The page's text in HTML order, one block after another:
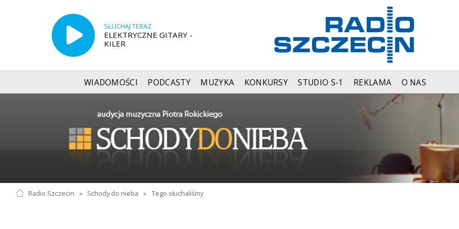
SŁUCHAJ TERAZ
ELEKTRYCZNE GITARY -
KILER
WIADOMOŚCI PODCASTY MUZYKA KONKURSY STUDIO S-1 REKLAMA O NAS
Radio Szczecin » Schody do nieba » Tego słuchaliśmy